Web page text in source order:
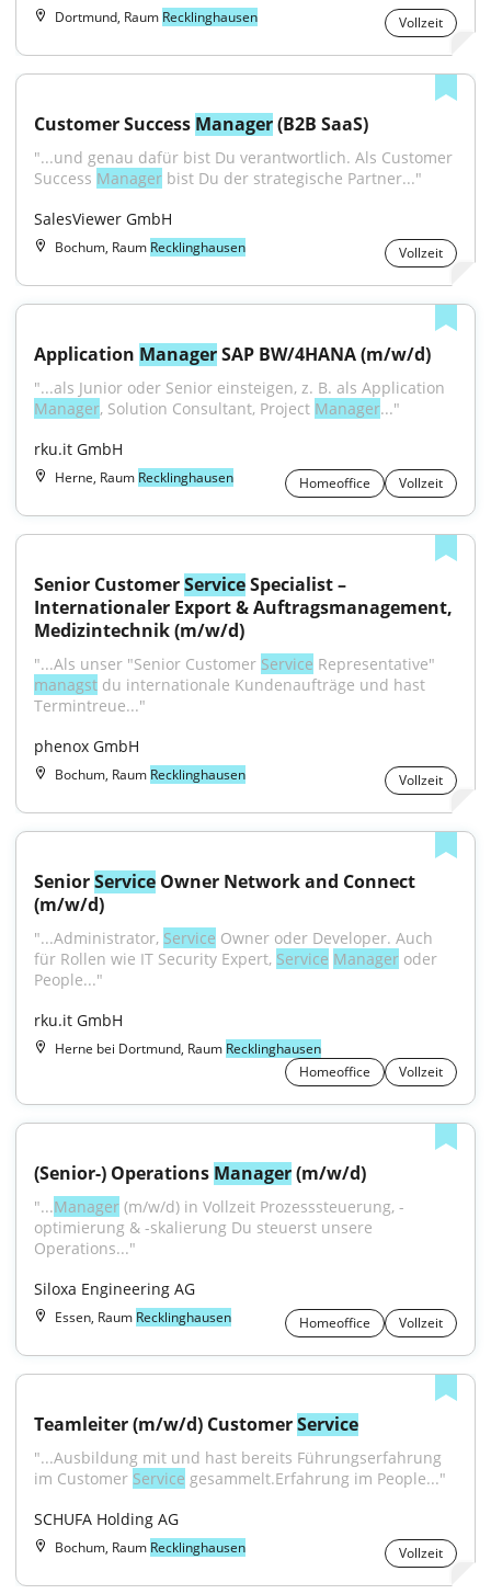
Dortmund, Raum Recklinghausen Vollzeit
Customer Success Manager (B2B SaaS)
"...und genau dafür bist Du verantwortlich. Als Customer
Success Manager bist Du der strategische Partner..."
SalesViewer GmbH
Bochum, Raum Recklinghausen Vollzeit
Application Manager SAP BW/4HANA (m/w/d)
Manager, Solution Consultant, Project Manager..."
rku.it GmbH
Herne, Raum Recklinghausen Homeoffice Vollzeit
Senior Customer Service Specialist –
Internationaler Export & Auftragsmanagement,
Medizintechnik (m/w/d)
"...Als unser "Senior Customer Service
managst du internationale Kundenaufträge und hast
Termintreue..."
phenox GmbH
Bochum, Raum Recklinghausen Vollzeit
Senior Service Owner Network and Connect
(m/w/d)
"...Administrator, Service Owner oder Developer. Auch
für Rollen wie IT Security Expert, Service Manager oder
People..."
rku.it GmbH
Herne bei Dortmund, Raum Recklinghausen
Homeoffice
Vollzeit
(Senior-) Operations Manager (m/w/d)
"...Manager (m/w/d) in Vollzeit Prozesssteuerung, -
optimierung & -skalierung Du steuerst unsere
Operations..."
Siloxa Engineering AG
Essen, Raum Recklinghausen Homeoffice Vollzeit
Teamleiter (m/w/d) Customer Service
"...Ausbildung mit und hast bereits Führungserfahrung
im Customer Service gesammelt.Erfahrung im People..."
SCHUFA Holding AG
Bochum, Raum Recklinghausen Vollzeit